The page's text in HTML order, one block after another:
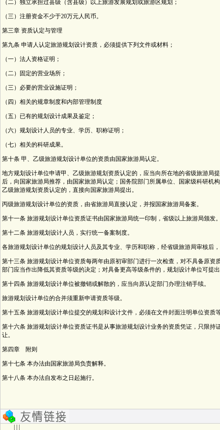
（二）独立承担过县级（含县级）以上旅游发展规划或旅游区规划；
（三）注册资金不少于20万元人民币。
第三章 资质认定与管理
第九条 申请人认定旅游规划设计资质，必须提供下列文件或材料；
（一）法人资格证明；
（二）固定的营业场所；
（三）必要的营业设施证明；
（四）相关的规章制度和内部管理制度
（五）已有的规划设计成果及鉴定；
（六）规划设计人员的专业、学历、职称证明；
（七）相关的科研成果。
第十条 甲、乙级旅游规划设计单位的资质由国家旅游局认定。
地方规划设计单位申请甲、乙级旅游规划资质认定的，应当向所在地的省级旅游局
后，向国家旅游局推荐，由国家旅游局认定；国务院部门所属单位、国家级科研机
乙级旅游规划资质认定的，直接向国家旅游局提出。
丙级旅游规划设计单位的资质，由省旅游局直接认定，并报国家旅游局备案。
第十一条 旅游规划设计单位资质证书由国家旅游局统一印制，省级以上旅游局颁发
第十二条 旅游规划设计人员，实行统一备案制度。
各旅游规划设计单位的规划设计人员及其专业、学历和职称，经省级旅游局审核后
第十三条 旅游规划设计单位资质每两年由原初审部门进行一次检查，对不具备原资
部门应当作出降低其资质等级的决定；对具备更高等级条件的，规划设计单位可提
第十四条 旅游规划设计单位被撤销或解散的，应当向原认定部门办理注销手续。
旅游规划设计单位的合并须重新申请资质等级。
第十五条 旅游规划设计单位提交的规划和设计文件，必须在文件封面注明单位资质
第十六条 旅游规划设计单位资质证书是从事旅游规划设计业务的资质凭证，只限持
让。
第四章 附则
第十七条 本办法由国家旅游局负责解释。
第十八条 本办法自发布之日起施行。